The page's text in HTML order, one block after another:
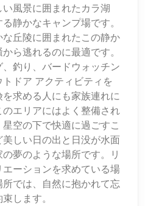
風景に囲まれたカラ湖
静かなキャンプ場です。
丘陵に囲まれたこの静か
ら逃れるのに最適です。
釣り、バードウォッチン
ドア アクティビティを
求める人にも家族連れに
エリアにはよく整備され
空の下で快適に過ごすこ
しい日の出と日没が水面
夢のような場所です。リ
ーションを求めている場
では、自然に抱かれて忘
します。